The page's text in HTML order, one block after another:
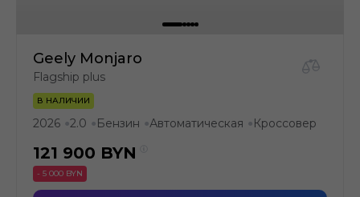
Geely Monjaro
Flagship plus
В НАЛИЧИИ
2026 ●2.0 ● Бензин ●Автоматическая ● Кроссовер
121 900 BYN
- 5 000 BYN